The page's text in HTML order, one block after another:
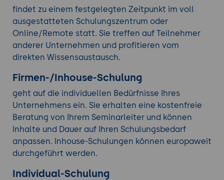
findet zu einem festgelegten Zeitpunkt im voll
ausgestatteten Schulungszentrum oder
Online/Remote statt. Sie treffen auf Teilnehmer
anderer Unternehmen und profitieren vom
direkten Wissensaustausch.
Firmen-/Inhouse-Schulung
geht auf die individuellen Bedürfnisse Ihres
Unternehmens ein. Sie erhalten eine kostenfreie
Beratung von Ihrem Seminarleiter und können
Inhalte und Dauer auf Ihren Schulungsbedarf
anpassen. Inhouse-Schulungen können europaweit
durchgeführt werden.
Individual-Schulung